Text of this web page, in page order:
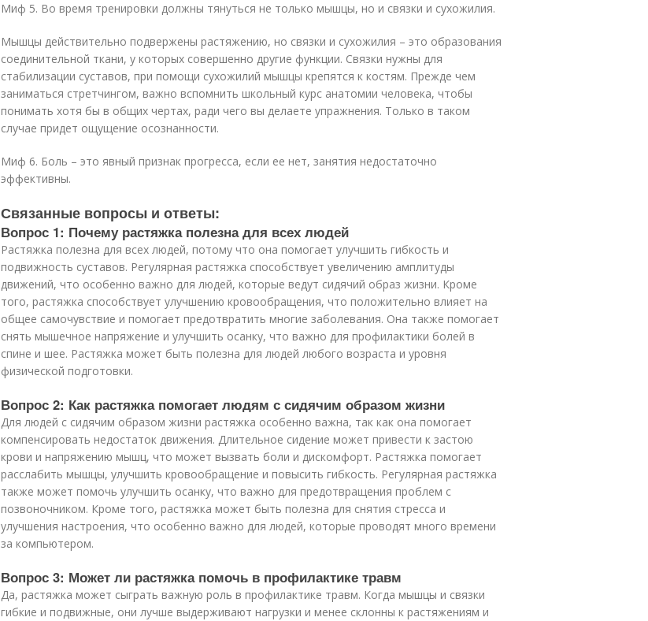
Миф 5. Во время тренировки должны тянуться не только мышцы, но и связки и сухожилия.
Мышцы действительно подвержены растяжению, но связки и сухожилия – это образования
соединительной ткани, у которых совершенно другие функции. Связки нужны для
стабилизации суставов, при помощи сухожилий мышцы крепятся к костям. Прежде чем
заниматься стретчингом, важно вспомнить школьный курс анатомии человека, чтобы
понимать хотя бы в общих чертах, ради чего вы делаете упражнения. Только в таком
случае придет ощущение осознанности.
Миф 6. Боль – это явный признак прогресса, если ее нет, занятия недостаточно
эффективны.
Связанные вопросы и ответы:
Вопрос 1: Почему растяжка полезна для всех людей
Растяжка полезна для всех людей, потому что она помогает улучшить гибкость и
подвижность суставов. Регулярная растяжка способствует увеличению амплитуды
движений, что особенно важно для людей, которые ведут сидячий образ жизни. Кроме
того, растяжка способствует улучшению кровообращения, что положительно влияет на
общее самочувствие и помогает предотвратить многие заболевания. Она также помогает
снять мышечное напряжение и улучшить осанку, что важно для профилактики болей в
спине и шее. Растяжка может быть полезна для людей любого возраста и уровня
физической подготовки.
Вопрос 2: Как растяжка помогает людям с сидячим образом жизни
Для людей с сидячим образом жизни растяжка особенно важна, так как она помогает
компенсировать недостаток движения. Длительное сидение может привести к застою
крови и напряжению мышц, что может вызвать боли и дискомфорт. Растяжка помогает
расслабить мышцы, улучшить кровообращение и повысить гибкость. Регулярная растяжка
также может помочь улучшить осанку, что важно для предотвращения проблем с
позвоночником. Кроме того, растяжка может быть полезна для снятия стресса и
улучшения настроения, что особенно важно для людей, которые проводят много времени
за компьютером.
Вопрос 3: Может ли растяжка помочь в профилактике травм
Да, растяжка может сыграть важную роль в профилактике травм. Когда мышцы и связки
гибкие и подвижные, они лучше выдерживают нагрузки и менее склонны к растяжениям и